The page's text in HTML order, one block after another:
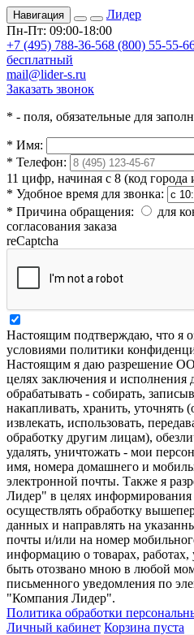
Навигация
Лидер
Пн-Пт: 09:00-18:00
+7 (495) 788-36-568 (800) 55-55-
бесплатный
mail@lider-s.ru
Заказать звонок
* - поля, обязательные для
* Имя:
* Телефон:
11 цифр, начиная с 8 (код города
* Удобное время для звонка:
* Причина обращения: для
согласования заказа
reCaptcha
Настоящим подтверждаю, что я
условиями политики
Настоящим я даю разрешение
целях заключения и исполнения
обрабатывать - собирать,
накапливать, хранить, уточнять
извлекать, использовать,
обработку другим лицам),
удалять, уничтожать - мои
имя, номера домашнего и
электронной почты. Также я
Лидер" в целях информирования
осуществлять обработку
данных и направлять на
почты и/или на номер
информацию о товарах, работах,
быть отозвано мною в любой
письменного уведомления по
"Компания Лидер".
Политика обработки
Личный кабинет Корзина пуста